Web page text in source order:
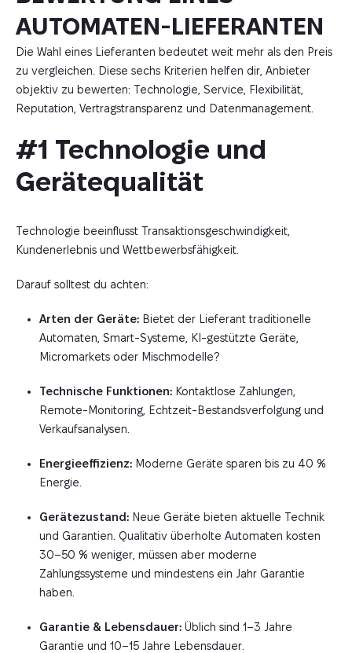
AUTOMATEN-LIEFERANTEN
Die Wahl eines Lieferanten bedeutet weit mehr als den Preis
zu vergleichen. Diese sechs Kriterien helfen dir, Anbieter
objektiv zu bewerten: Technologie, Service, Flexibilität,
Reputation, Vertragstransparenz und Datenmanagement.
#1 Technologie und
Gerätequalität
Technologie beeinflusst Transaktionsgeschwindigkeit,
Kundenerlebnis und Wettbewerbsfähigkeit.
Darauf solltest du achten:
Arten der Geräte: Bietet der Lieferant traditionelle
Automaten, Smart-Systeme, KI-gestützte Geräte,
Micromarkets oder Mischmodelle?
Technische Funktionen: Kontaktlose Zahlungen,
Remote-Monitoring, Echtzeit-Bestandsverfolgung und
Verkaufsanalysen.
Energieeffizienz: Moderne Geräte sparen bis zu 40 %
Energie.
Gerätezustand: Neue Geräte bieten aktuelle Technik
und Garantien. Qualitativ überholte Automaten kosten
30–50 % weniger, müssen aber moderne
Zahlungssysteme und mindestens ein Jahr Garantie
haben.
Garantie & Lebensdauer: Üblich sind 1–3 Jahre
Garantie und 10–15 Jahre Lebensdauer.